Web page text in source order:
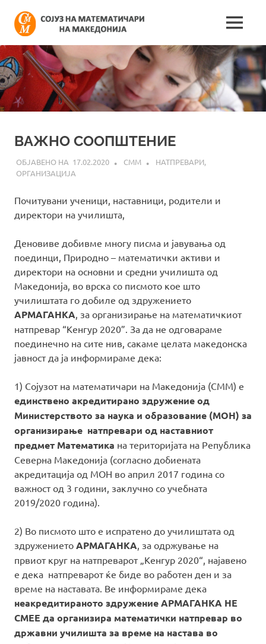
content
на
на
Македонија
информации
поврзани
со
работата
на
MENU
ВАЖНО СООПШТЕНИЕ
17.02.2020 СММ НАТПРЕВАРИ,
ОРГАНИЗАЦИЈА
Почитувани ученици, наставници, родители и
директори на училишта,
Деновиве добивме многу писма и јавувања од
поединци, Природно – математички активи и
директори на основни и средни училишта од
Македонија, во врска со писмото кое што
училиштата го добиле од здружението
АРМАГАНКА , за организирање на математичкиот
натпревар “Кенгур 2020”. За да не одговараме
поединечно на сите нив, сакаме целата македонска
јавност да ја информираме дека:
1) Сојузот на математичари на Македонија (СММ) е
единствено акредитирано здружениеод
Министерството за наука и образование (МОН) за
организирање натпревари од наставниот
предмет Математика на територијата на Република
Северна Македонија (согласно добиената
акредитација од МОН во април 2017 година со
важност од 3 години, заклучно со учебната
2019/2020 година).
2) Во писмото што е испратено до училиштата од
здружението АРМАГАНКА , за одржување на
првиот круг на натпреварот „Кенгур 2020“, најавено
е дека натпреварот ќе биде во работен ден и за
време на наставата. Ве информираме дека
неакредитираното здружениеАРМАГАНКА НЕ
СМЕЕ да организира математички натпревар во
државни училишта за време на настава во